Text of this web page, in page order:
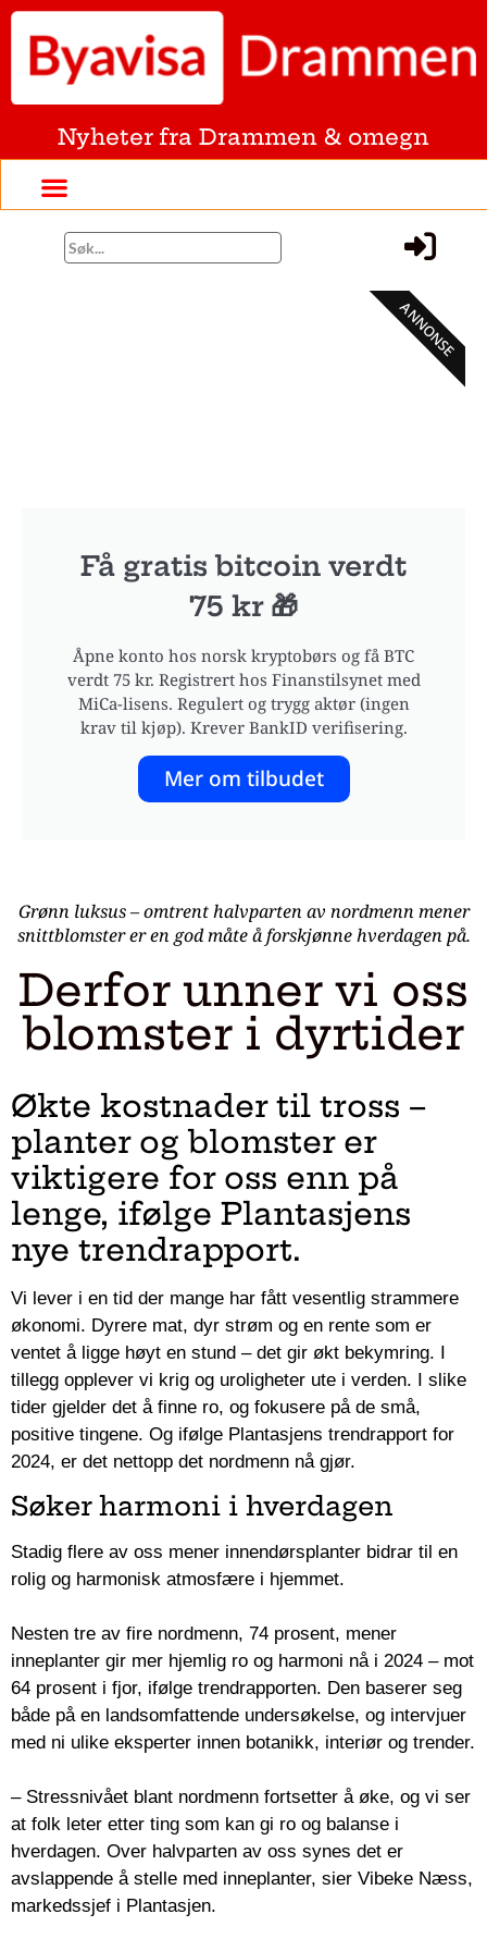
Nyheter fra Drammen & omegn
Få gratis bitcoin verdt
75 kr 🎁
Åpne konto hos norsk kryptobørs og få BTC
verdt 75 kr. Registrert hos Finanstilsynet med
MiCa-lisens. Regulert og trygg aktør (ingen
krav til kjøp). Krever BankID verifisering.
Mer om tilbudet
ANNONSE
Grønn luksus – omtrent halvparten av nordmenn mener
snittblomster er en god måte å forskjønne hverdagen på.
Derfor unner vi oss
blomster i dyrtider
Økte kostnader til tross –
planter og blomster er
viktigere for oss enn på
lenge, ifølge Plantasjens
nye trendrapport.
Vi lever i en tid der mange har fått vesentlig strammere
økonomi. Dyrere mat, dyr strøm og en rente som er
ventet å ligge høyt en stund – det gir økt bekymring. I
tillegg opplever vi krig og uroligheter ute i verden. I slike
tider gjelder det å finne ro, og fokusere på de små,
positive tingene. Og ifølge Plantasjens trendrapport for
2024, er det nettopp det nordmenn nå gjør.
Søker harmoni i hverdagen
Stadig flere av oss mener innendørsplanter bidrar til en
rolig og harmonisk atmosfære i hjemmet.
Nesten tre av fire nordmenn, 74 prosent, mener
inneplanter gir mer hjemlig ro og harmoni nå i 2024 – mot
64 prosent i fjor, ifølge trendrapporten. Den baserer seg
både på en landsomfattende undersøkelse, og intervjuer
med ni ulike eksperter innen botanikk, interiør og trender.
– Stressnivået blant nordmenn fortsetter å øke, og vi ser
at folk leter etter ting som kan gi ro og balanse i
hverdagen. Over halvparten av oss synes det er
avslappende å stelle med inneplanter, sier Vibeke Næss,
markedssjef i Plantasjen.